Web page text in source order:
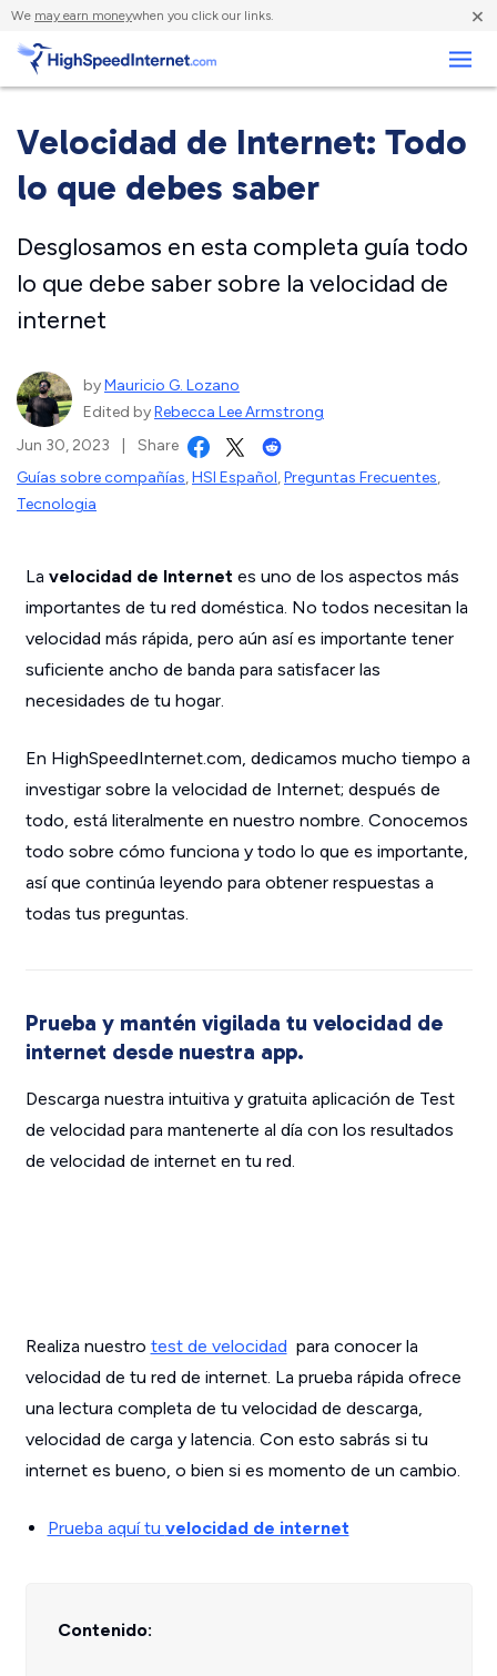
We may earn moneywhen you click our links. ×
Velocidad de Internet: Todo
lo que debes saber
Desglosamos en esta completa guía todo
lo que debe saber sobre la velocidad de
internet
byMauricio G. Lozano
Edited byRebecca Lee Armstrong
Jun 30, 2023
Share
Guías sobre compañías,HSI Español,Preguntas Frecuentes,
Tecnologia
La velocidad de Internetes uno de los aspectos más
importantes de tu red doméstica. No todos necesitan la
velocidad más rápida, pero aún así es importante tener
suficiente ancho de banda para satisfacer las
necesidades de tu hogar.
En HighSpeedInternet.com, dedicamos mucho tiempo a
investigar sobre la velocidad de Internet; después de
todo, está literalmente en nuestro nombre. Conocemos
todo sobre cómo funciona y todo lo que es importante,
así que continúa leyendo para obtener respuestas a
todas tus preguntas.
Prueba y mantén vigilada tu velocidad de
internet desde nuestra app.
Descarga nuestra intuitiva y gratuita aplicación de Test
de velocidad para mantenerte al día con los resultados
de velocidad de internet en tu red.
Realiza nuestro test de velocidad para conocer la
velocidad de tu red de internet. La prueba rápida ofrece
una lectura completa de tu velocidad de descarga,
velocidad de carga y latencia. Con esto sabrás si tu
internet es bueno, o bien si es momento de un cambio.
Prueba aquí tu velocidad de internet
Contenido: